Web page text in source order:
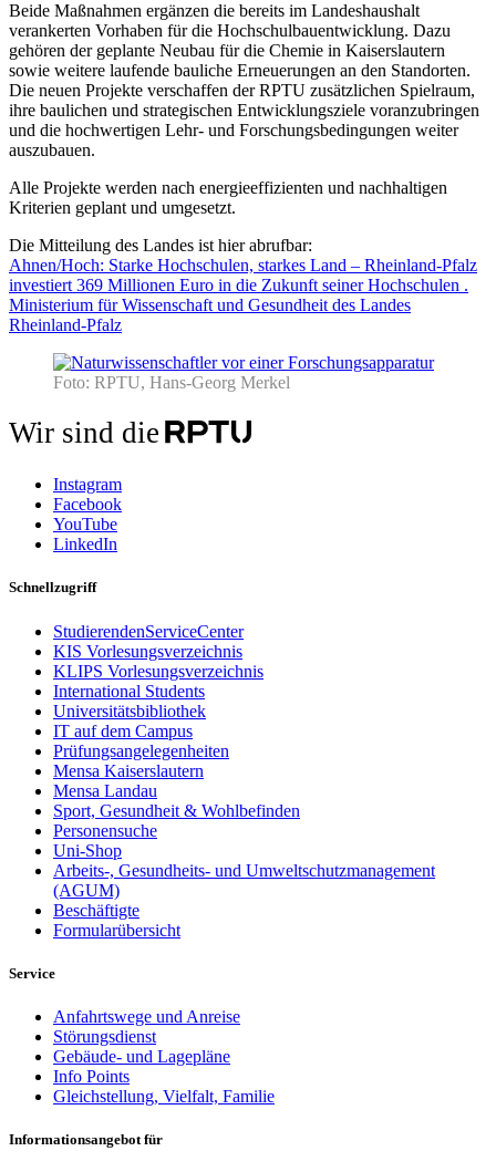
Beide Maßnahmen ergänzen die bereits im Landeshaushalt
verankerten Vorhaben für die Hochschulbauentwicklung. Dazu
gehören der geplante Neubau für die Chemie in Kaiserslautern
sowie weitere laufende bauliche Erneuerungen an den Standorten.
Die neuen Projekte verschaffen der RPTU zusätzlichen Spielraum,
ihre baulichen und strategischen Entwicklungsziele voranzubringen
und die hochwertigen Lehr‑ und Forschungsbedingungen weiter
auszubauen.
Alle Projekte werden nach energieeffizienten und nachhaltigen
Kriterien geplant und umgesetzt.
Die Mitteilung des Landes ist hier abrufbar:
Ahnen/Hoch: Starke Hochschulen, starkes Land – Rheinland-Pfalz
investiert 369 Millionen Euro in die Zukunft seiner Hochschulen .
Ministerium für Wissenschaft und Gesundheit des Landes
Rheinland-Pfalz
Foto: RPTU, Hans-Georg Merkel
Wir sind die
Instagram
Facebook
YouTube
LinkedIn
Schnellzugriff
StudierendenServiceCenter
KIS Vorlesungsverzeichnis
KLIPS Vorlesungsverzeichnis
International Students
Universitätsbibliothek
IT auf dem Campus
Prüfungsangelegenheiten
Mensa Kaiserslautern
Mensa Landau
Sport, Gesundheit & Wohlbefinden
Personensuche
Uni-Shop
Arbeits-, Gesundheits- und Umweltschutzmanagement
(AGUM)
Beschäftigte
Formularübersicht
Service
Anfahrtswege und Anreise
Störungsdienst
Gebäude- und Lagepläne
Info Points
Gleichstellung, Vielfalt, Familie
Informationsangebot für